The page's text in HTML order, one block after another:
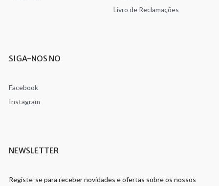
Livro de Reclamações
SIGA-NOS NO
Facebook
Instagram
NEWSLETTER
Registe-se para receber novidades e ofertas sobre os nossos